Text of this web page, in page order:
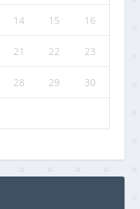
14 15 16
21 22 23
28 29 30